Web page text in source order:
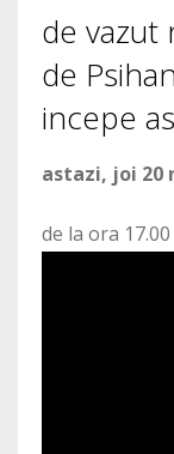
de vazut
de
incepe
astazi, joi 20
de la ora 17.00